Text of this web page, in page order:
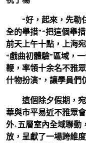
“好，起來，先勒
全的舉措”“把這個舉
前天上午十點，上海
“戲曲初體驗”區域，
鞭，率領十余名不雅
什物扮演”，讓學員們
這個除夕假期，
華與市平易近不雅眾
外+五層室內全域聯動
放，呈獻了一場跨維